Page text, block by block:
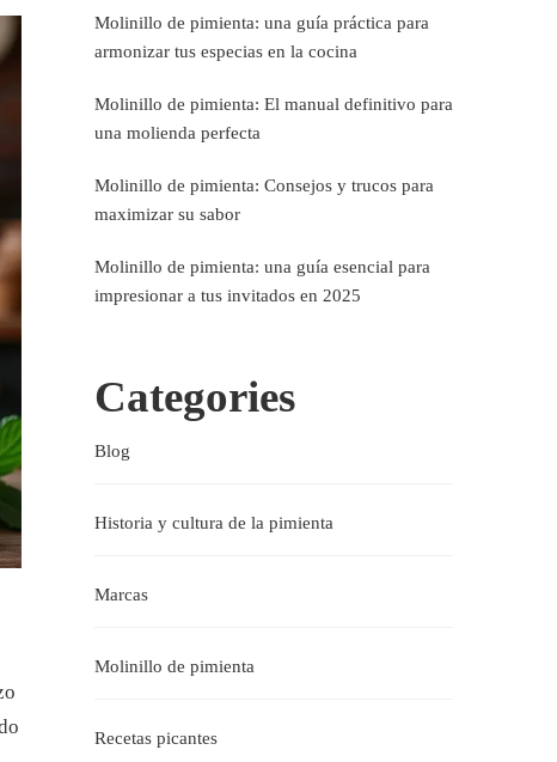
Molinillo de pimienta: una guía práctica para
armonizar tus especias en la cocina
Molinillo de pimienta: El manual definitivo para
una molienda perfecta
Molinillo de pimienta: Consejos y trucos para
maximizar su sabor
Molinillo de pimienta: una guía esencial para
impresionar a tus invitados en 2025
Categories
Blog
Historia y cultura de la pimienta
Marcas
Molinillo de pimienta
Recetas picantes